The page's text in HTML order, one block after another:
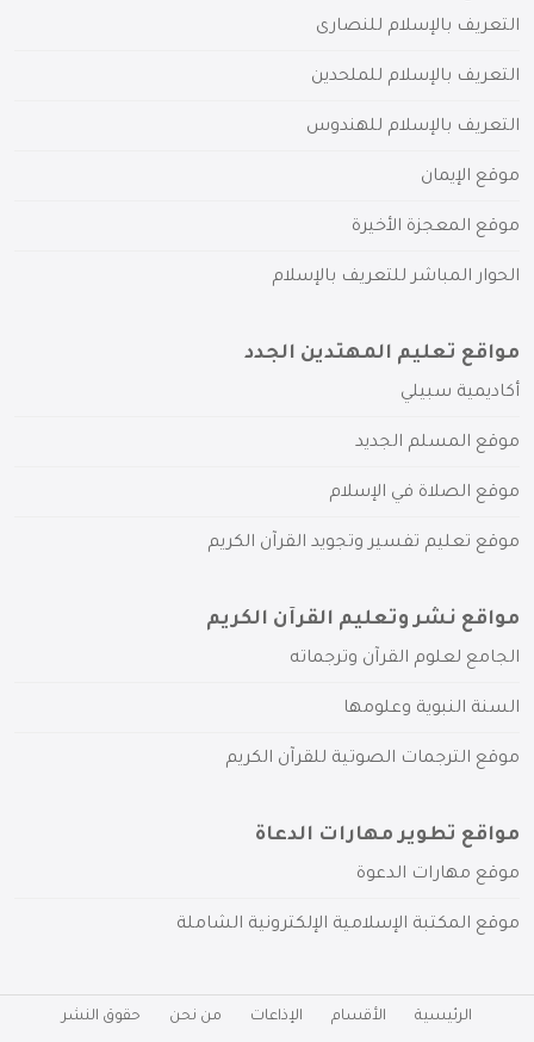
التعريف بالإسلام للنصارى
التعريف بالإسلام للملحدين
التعريف بالإسلام للهندوس
موقع الإيمان
موقع المعجزة الأخيرة
الحوار المباشر للتعريف بالإسلام
مواقع تعليم المهتدين الجدد
أكاديمية سبيلي
موقع المسلم الجديد
موقع الصلاة في الإسلام
موقع تعليم تفسير وتجويد القرآن الكريم
مواقع نشر وتعليم القرآن الكريم
الجامع لعلوم القرآن وترجماته
السنة النبوية وعلومها
موقع الترجمات الصوتية للقرآن الكريم
مواقع تطوير مهارات الدعاة
موقع مهارات الدعوة
موقع المكتبة الإسلامية الإلكترونية الشاملة
الرئيسية الأقسام الإذاعات من نحن حقوق النشر